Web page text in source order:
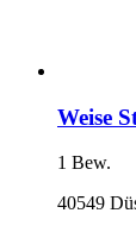
Weise
1 Bew.
40549